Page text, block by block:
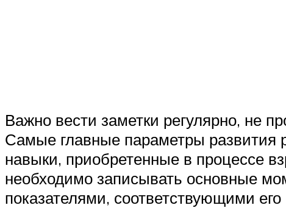
Важно вести заметки регулярно, не
Самые главные параметры развития
навыки, приобретенные в процессе
необходимо записывать основные
показателями, соответствующими его